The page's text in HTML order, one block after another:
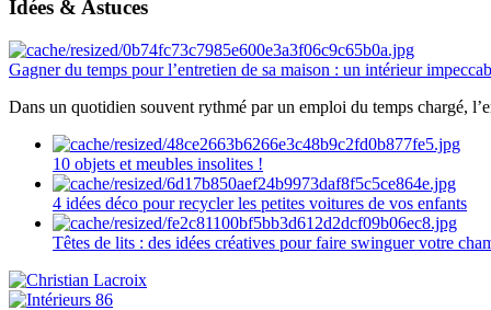
Idées & Astuces
Gagner du temps pour l’entretien de sa maison : un intérieur
Dans un quotidien souvent rythmé par un emploi du temps chargé,
10 objets et meubles insolites !
4 idées déco pour recycler les petites voitures de vos enfants
Têtes de lits : des idées créatives pour faire swinguer votre